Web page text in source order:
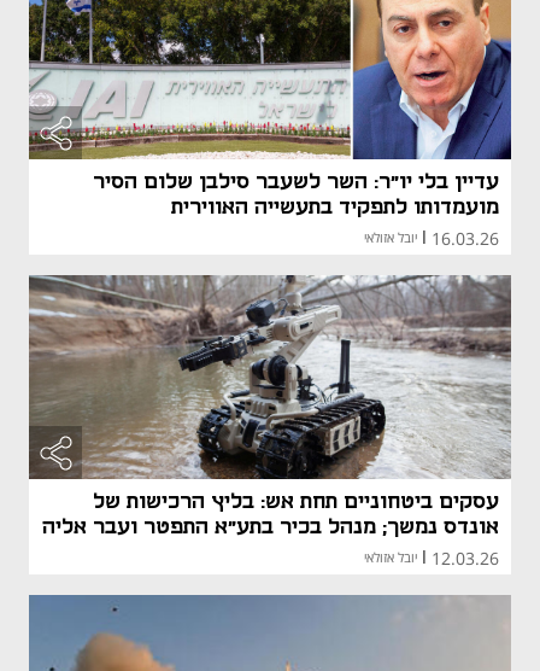
עדיין בלי יו"ר: השר לשעבר סילבן שלום הסיר
מועמדותו לתפקיד בתעשייה האווירית
16.03.26 יובל אזולאי
עסקים ביטחוניים תחת אש: בליץ הרכישות של
אונדס נמשך; מנהל בכיר בתע"א התפטר ועבר אליה
12.03.26 יובל אזולאי